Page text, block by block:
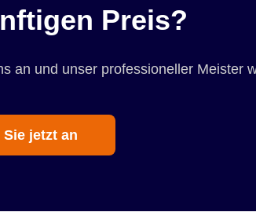
Preis?
an und unser professioneller Meister
Sie jetzt an